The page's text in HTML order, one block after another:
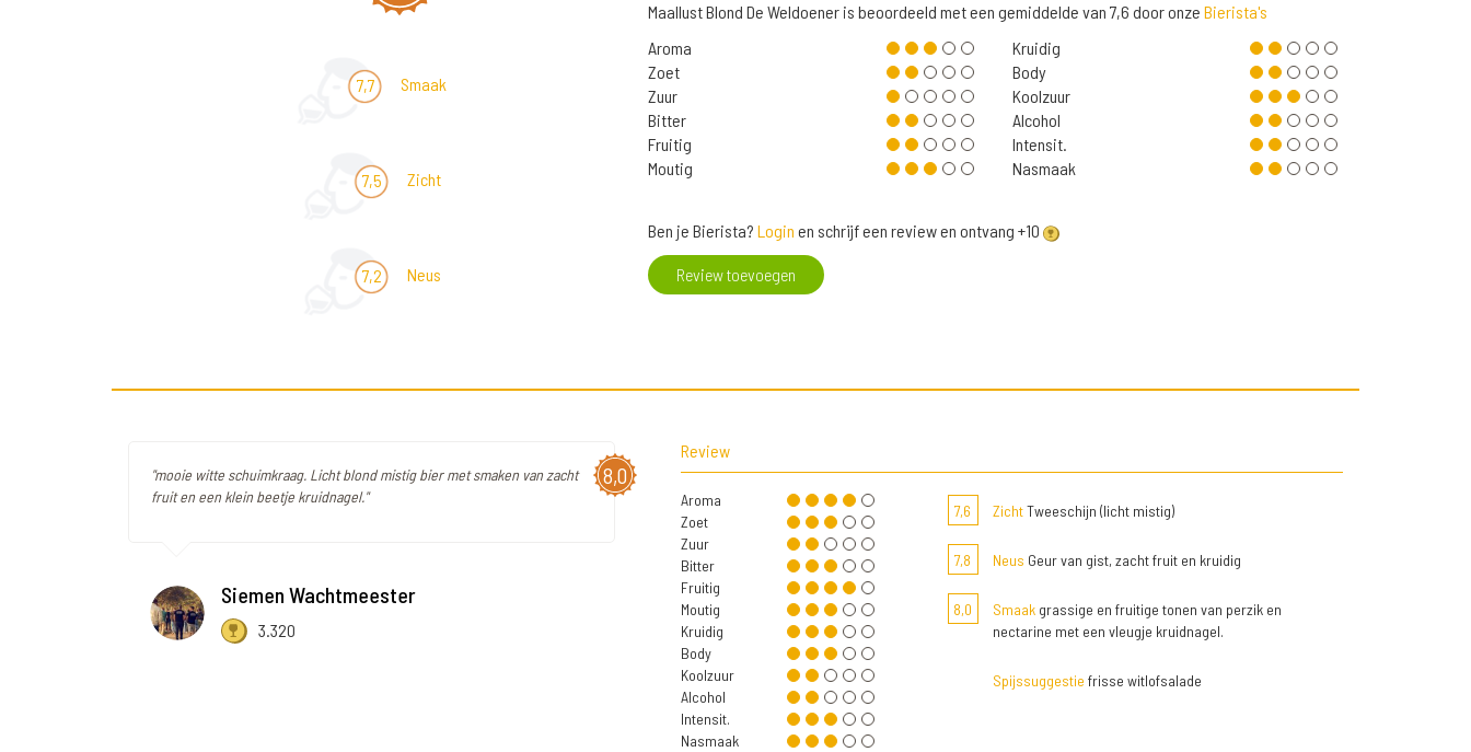
7,7 Smaak
7,5 Zicht
7,2 Neus
Maallust Blond De Weldoener is beoordeeld met een gemiddelde van 7,6 door onze Bierista's
Aroma
Zoet
Zuur
Bitter
Fruitig
Moutig
Kruidig
Body
Koolzuur
Alcohol
Intensit.
Nasmaak
Ben je Bierista? Login en schrijf een review en ontvang +10
Review toevoegen
8,0
"mooie witte schuimkraag. Licht blond mistig bier met smaken van zacht
fruit en een klein beetje kruidnagel."
Siemen Wachtmeester
3.320
Review
Aroma
Zoet
Zuur
Bitter
Fruitig
Moutig
Kruidig
Body
Koolzuur
Alcohol
Intensit.
Nasmaak
7,6 ZichtTweeschijn (licht mistig)
7,8 Neus Geur van gist, zacht fruit en kruidig
8,0 Smaakgrassige en fruitige tonen van perzik en
nectarine met een vleugje kruidnagel.
Spijssuggestie frisse witlofsalade